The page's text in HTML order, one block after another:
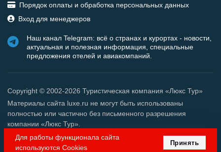
Порядок оплаты и обработка персональных данных
Вход для менеджеров
Наш канал Telegram: всё о странах и курортах - новости,
актуальная и полезная информация, специальные
предложения отелей и авиакомпаний.
Copyright © 2002-2026 Туристическая компания «Люкс Тур»
Материалы сайта luxe.ru не могут быть использованы
полностью или частично без письменного разрешения
компании «Люкс Тур».
Для работы функционала сайта
используются Cookies
Принять